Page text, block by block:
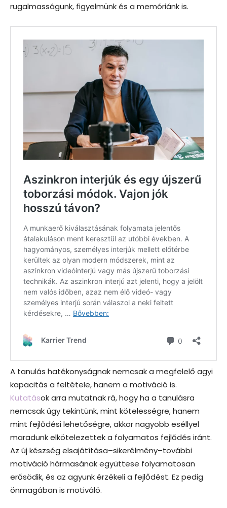
rugalmasságunk, figyelmünk és a memóriánk is.
A tanulás hatékonyságnak nemcsak a megfelelő agyi
kapacitás a feltétele, hanem a motiváció is.
Kutatások arra mutatnak rá, hogy ha a tanulásra
nemcsak úgy tekintünk, mint kötelességre, hanem
mint fejlődési lehetőségre, akkor nagyobb eséllyel
maradunk elkötelezettek a folyamatos fejlődés iránt.
Az új készség elsajátítása–sikerélmény–további
motiváció hármasának együttese folyamatosan
erősödik, és az agyunk érzékeli a fejlődést. Ez pedig
önmagában is motiváló.